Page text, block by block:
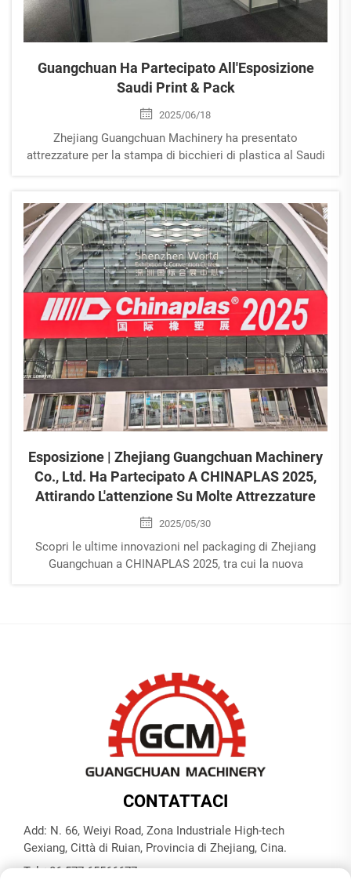
Guangchuan Ha Partecipato All'Esposizione
Saudi Print & Pack
2025/06/18
Zhejiang Guangchuan Machinery ha presentato
attrezzature per la stampa di bicchieri di plastica al Saudi
cinese sta plasmando le tendenze globali
dell'imballaggio. Ulteriori informazioni.
Esposizione | Zhejiang Guangchuan Machinery
Co., Ltd. Ha Partecipato A CHINAPLAS 2025,
Attirando L'attenzione Su Molte Attrezzature
2025/05/30
Scopri le ultime innovazioni nel packaging di Zhejiang
Guangchuan a CHINAPLAS 2025, tra cui la nuova
CONTATTACI
Add: N. 66, Weiyi Road, Zona Industriale High-tech
Gexiang, Città di Ruian, Provincia di Zhejiang, Cina.
Tel:+86-577-65566677